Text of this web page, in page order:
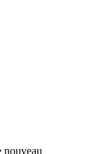
nouveau